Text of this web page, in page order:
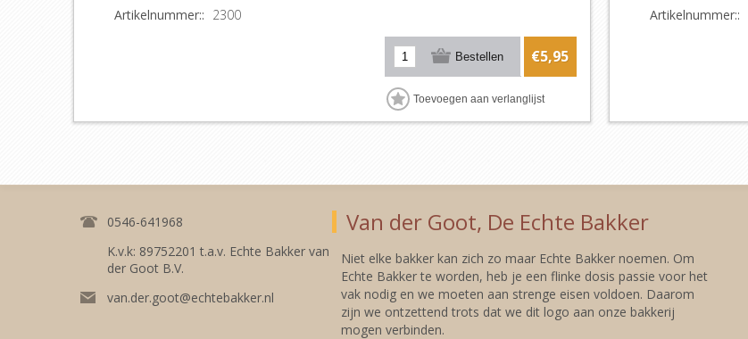
Artikelnummer:: 2300
€5,95
Artikelnummer::
0546-641968
K.v.k: 89752201 t.a.v. Echte Bakker van
der Goot B.V.
van.der.goot@echtebakker.nl
Van der Goot, De Echte Bakker
Niet elke bakker kan zich zo maar Echte Bakker noemen. Om
Echte Bakker te worden, heb je een flinke dosis passie voor het
vak nodig en we moeten aan strenge eisen voldoen. Daarom
zijn we ontzettend trots dat we dit logo aan onze bakkerij
mogen verbinden.